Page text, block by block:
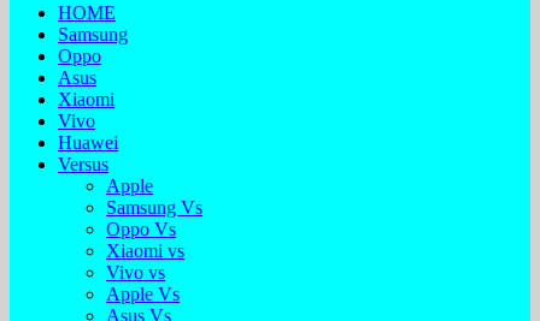
HOME
Samsung
Oppo
Asus
Xiaomi
Vivo
Huawei
Versus
Apple
Samsung Vs
Oppo Vs
Xiaomi vs
Vivo vs
Apple Vs
Asus Vs